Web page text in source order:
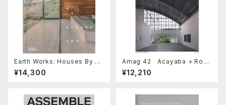
Earth Works: Houses By By
oung Cho
¥14,300
Amag 42 Acayaba + Rose
nberg / AR Arquitectos
¥12,210